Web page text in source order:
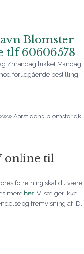
Blomster
tlf 60606578
/mandag lukket Mandag
forudgående bestilling.
blomster.dk
online til
forretning skal du være
mere her. Vi sælger ikke
og fremvisning af ID.